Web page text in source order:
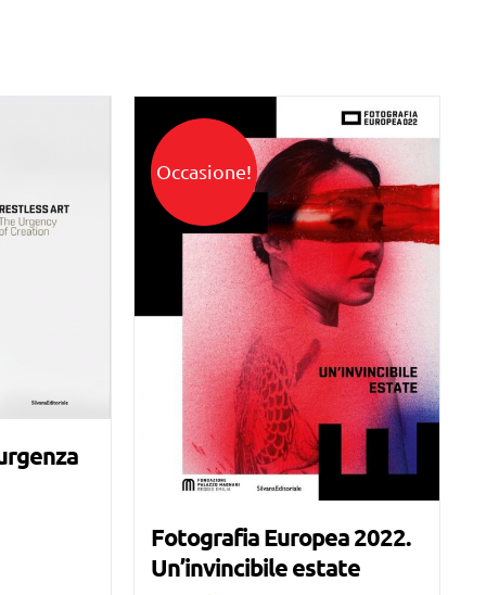
Occasione!
Fotografia Europea 2022.
Un’invincibile estate